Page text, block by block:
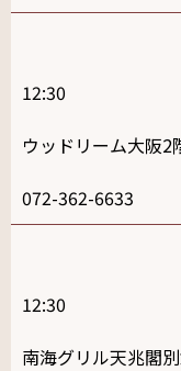
12:30
ウッドリーム大阪2
072-362-6633
12:30
南海グリル天兆閣別